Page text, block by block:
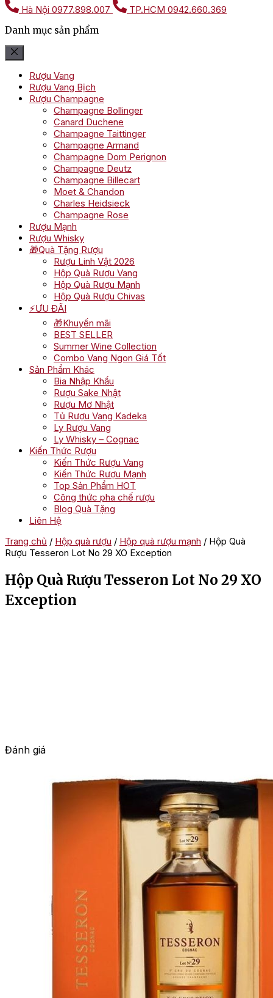
Hà Nội 0977.898.007 TP.HCM 0942.660.369
Danh mục sản phẩm
Rượu Vang
Rượu Vang Bịch
Rượu Champagne
Champagne Bollinger
Canard Duchene
Champagne Taittinger
Champagne Armand
Champagne Dom Perignon
Champagne Deutz
Champagne Billecart
Moet & Chandon
Charles Heidsieck
Champagne Rose
Rượu Mạnh
Rượu Whisky
🎁Quà Tặng Rượu
Rượu Linh Vật 2026
Hộp Quà Rượu Vang
Hộp Quà Rượu Mạnh
Hộp Quà Rượu Chivas
⚡ƯU ĐÃI
🎁Khuyến mãi
BEST SELLER
Summer Wine Collection
Combo Vang Ngon Giá Tốt
Sản Phẩm Khác
Bia Nhập Khẩu
Rượu Sake Nhật
Rượu Mơ Nhật
Tủ Rượu Vang Kadeka
Ly Rượu Vang
Ly Whisky – Cognac
Kiến Thức Rượu
Kiến Thức Rượu Vang
Kiến Thức Rượu Mạnh
Top Sản Phẩm HOT
Công thức pha chế rượu
Blog Quà Tặng
Liên Hệ
Trang chủ / Hộp quà rượu / Hộp quà rượu mạnh / Hộp Quà
Rượu Tesseron Lot No 29 XO Exception
Hộp Quà Rượu Tesseron Lot No 29 XO
Exception
Đánh giá